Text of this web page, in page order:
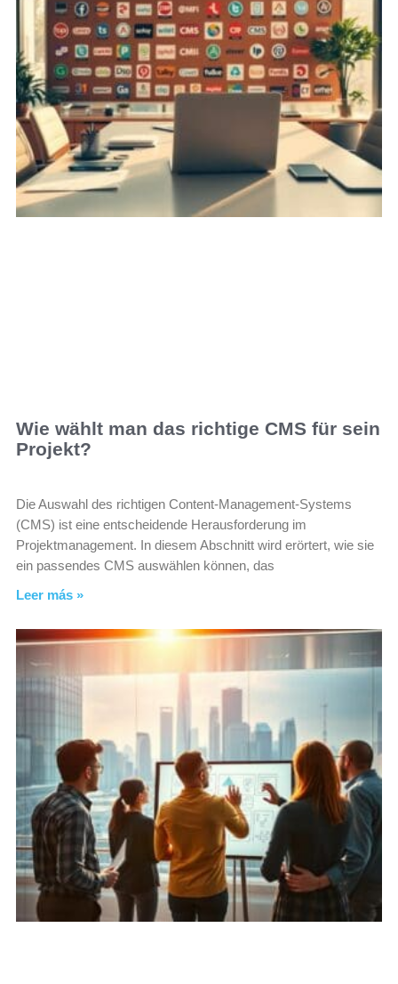
Wie wählt man das richtige CMS für sein
Projekt?
Die Auswahl des richtigen Content-Management-Systems
(CMS) ist eine entscheidende Herausforderung im
Projektmanagement. In diesem Abschnitt wird erörtert, wie sie
ein passendes CMS auswählen können, das
Leer más »